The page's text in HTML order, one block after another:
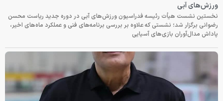
ورزش‌های آبی
نخستین نشست هیأت رئیسه فدراسیون ورزش‌های آبی در دوره جدید ریاست محسن
رضوانی برگزار شد؛ نشستی که علاوه بر بررسی برنامه‌های فنی و عملکرد ماه‌های اخیر،
پاداش مدال‌آوران بازی‌های آسیایی